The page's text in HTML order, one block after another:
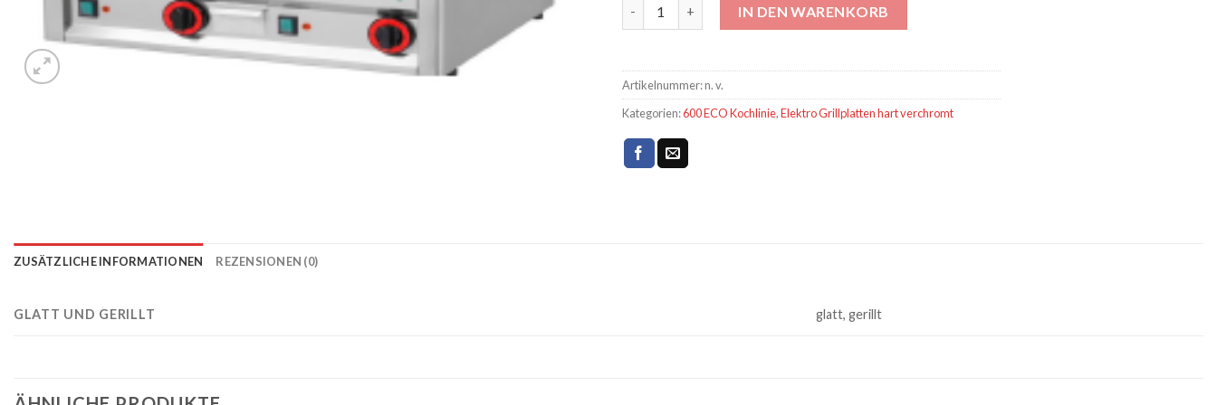
IN DEN WARENKORB
Artikelnummer:n. v.
Kategorien:600 ECO Kochlinie,Elektro Grillplatten hart verchromt
ZUSÄTZLICHE INFORMATIONEN REZENSIONEN (0)
GLATT UND GERILLT glatt, gerillt